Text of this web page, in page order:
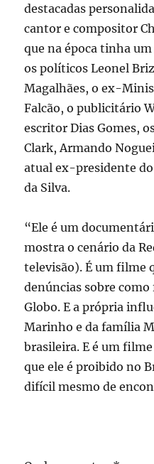
destacadas
cantor e compositor
que na época tinha
os políticos Leonel
Magalhães, o ex-
Falcão, o publicitário
escritor Dias Gomes,
Clark, Armando
atual ex-presidente
da Silva.
“Ele é um
mostra o cenário da
televisão). É um filme
denúncias sobre
Globo. E a própria
Marinho e da família
brasileira. E é um
que ele é proibido no
difícil mesmo de